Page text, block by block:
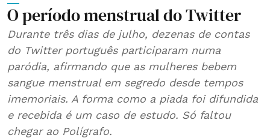
O período menstrual do Twitter
Durante três dias de julho, dezenas de contas
do Twitter português participaram numa
paródia, afirmando que as mulheres bebem
sangue menstrual em segredo desde tempos
imemoriais. A forma como a piada foi difundida
e recebida é um caso de estudo. Só faltou
chegar ao Polígrafo.